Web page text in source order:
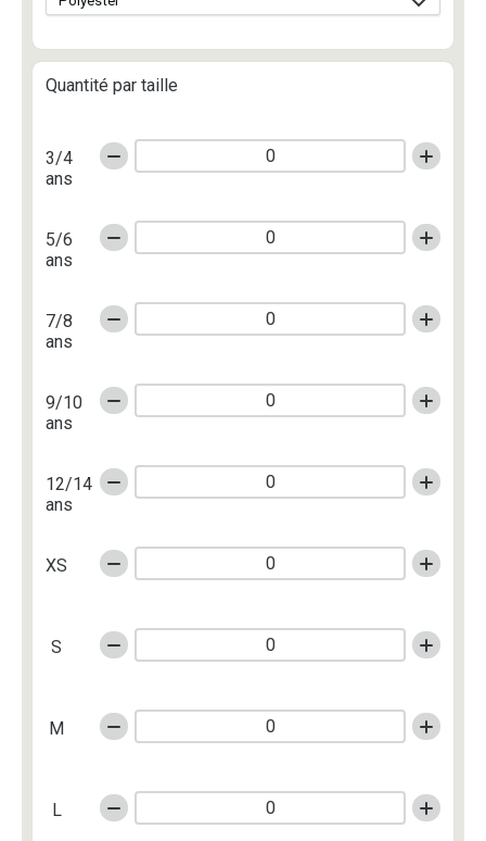
Quantité par taille
3/4
ans
5/6
ans
7/8
ans
9/10
ans
12/14
ans
XS
S
M
L